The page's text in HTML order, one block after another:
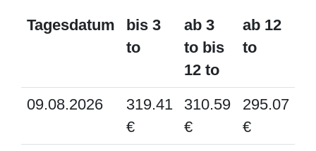
Tagesdatum
bis 3
to
ab 3
to bis
12 to
ab 12
to
09.08.2026
319.41
€
310.59
€
295.07
€